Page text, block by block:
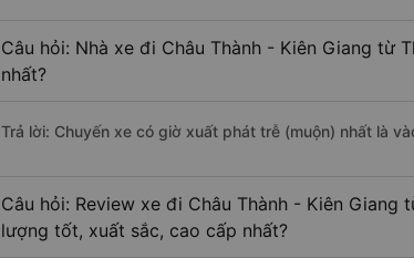
Câu hỏi: Nhà xe đi Châu Thành - Kiên Giang từ
nhất?
Trả lời: Chuyến xe có giờ xuất phát trễ (muộn) nhất là
Câu hỏi: Review xe đi Châu Thành - Kiên
lượng tốt, xuất sắc, cao cấp nhất?